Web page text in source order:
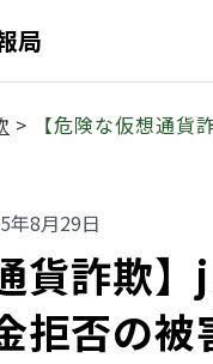
局
> 【危険な仮想通
年8月29日
貨詐欺
拒否の被